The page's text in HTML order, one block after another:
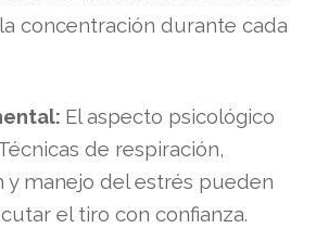
concentración durante cada
El aspecto psicológico
de respiración,
y manejo del estrés pueden
el tiro con confianza.